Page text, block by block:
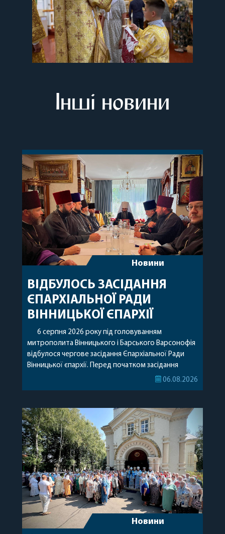
Інші новини
Новини
ВІДБУЛОСЬ ЗАСІДАННЯ
ЄПАРХІАЛЬНОЇ РАДИ
ВІННИЦЬКОЇ ЄПАРХІЇ
6 серпня 2026 року під головуванням
митрополита Вінницького і Барського Варсонофія
відбулося чергове засідання Єпархіальної Ради
Вінницької єпархії. Перед початком засідання
секретар Єпархіальної Ради від імені членів Ради
побажавши йому міцного здоров’я, Божої
допомоги, миру, духовної радості та
благословенних успіхів у подальшому
архіпастирському служінні. […]
06.08.2026
Новини